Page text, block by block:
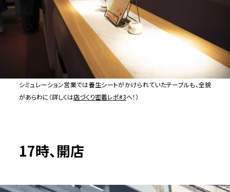
シミュレーション営業では養生シートがかけられていたテーブルも、全貌
があらわに（詳しくは店づくり密着レポ#3へ！）
17時、開店